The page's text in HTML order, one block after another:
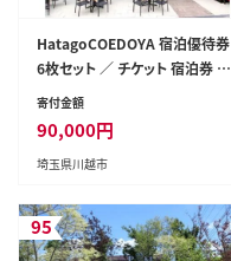
HatagoCOEDOYA 宿泊優待券
6枚セット ／ チケット 宿泊券 ホ
テル 埼玉県
寄付金額
90,000円
埼玉県川越市
95